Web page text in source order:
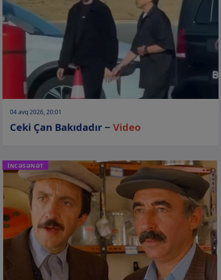
04 avq 2026, 20:01
Ceki Çan Bakıdadır − Video
İNCƏSƏNƏT